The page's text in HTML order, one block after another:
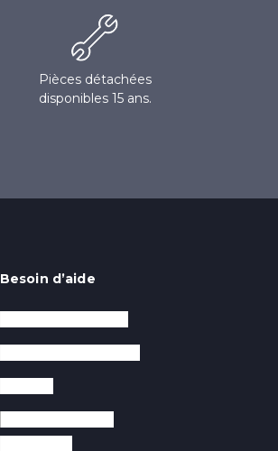
Pièces détachées
disponibles 15 ans.
Besoin d’aide